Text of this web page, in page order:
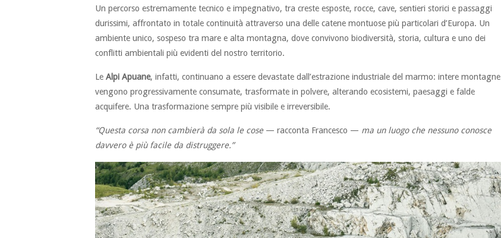
Un percorso estremamente tecnico e impegnativo, tra creste esposte, rocce, cave, sentieri storici e passaggi
durissimi, affrontato in totale continuità attraverso una delle catene montuose più particolari d’Europa. Un
ambiente unico, sospeso tra mare e alta montagna, dove convivono biodiversità, storia, cultura e uno dei
conflitti ambientali più evidenti del nostro territorio.
Le Alpi Apuane, infatti, continuano a essere devastate dall’estrazione industriale del marmo: intere montagne
vengono progressivamente consumate, trasformate in polvere, alterando ecosistemi, paesaggi e falde
acquifere. Una trasformazione sempre più visibile e irreversibile.
“Questa corsa non cambierà da sola le cose — racconta Francesco — ma un luogo che nessuno conosce
davvero è più facile da distruggere.”